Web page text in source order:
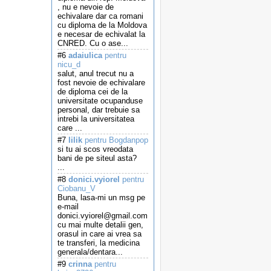
, nu e nevoie de
echivalare dar ca romani
cu diploma de la Moldova
e necesar de echivalat la
CNRED. Cu o ase...
#6 adaiulicapentru
nicu_d
salut, anul trecut nu a
fost nevoie de echivalare
de diploma cei de la
universitate ocupanduse
personal, dar trebuie sa
intrebi la universitatea
care ...
#7 lilik pentru Bogdanpop
si tu ai scos vreodata
bani de pe siteul asta?
...
#8 donici.vyiorel pentru
Ciobanu_V
Buna, lasa-mi un msg pe
e-mail
donici.vyiorel@gmail.com
cu mai multe detalii gen,
orasul in care ai vrea sa
te transferi, la medicina
generala/dentara...
#9 crinnapentru